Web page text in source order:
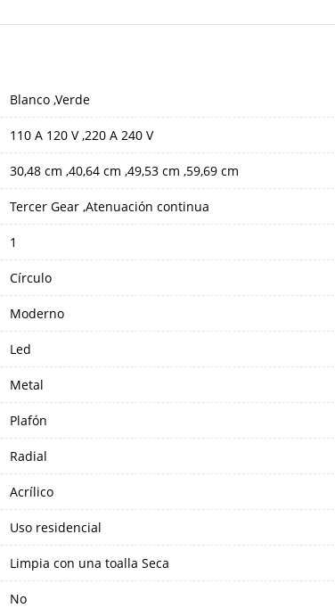
Blanco ,Verde
110 A 120 V ,220 A 240 V
30,48 cm ,40,64 cm ,49,53 cm ,59,69 cm
Tercer Gear ,Atenuación continua
1
Círculo
Moderno
Led
Metal
Plafón
Radial
Acrílico
Uso residencial
Limpia con una toalla Seca
No